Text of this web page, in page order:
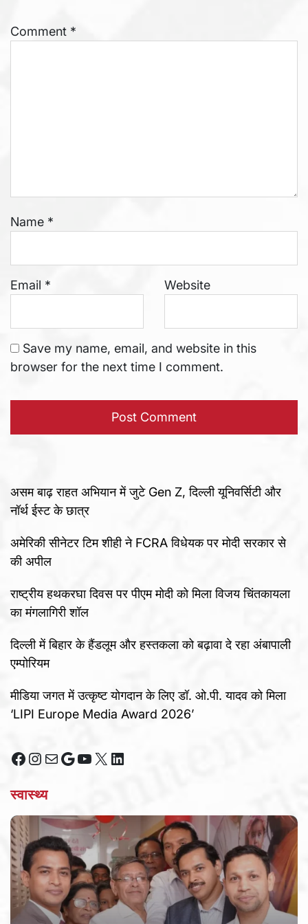
Comment *
Name *
Email * Website
Save my name, email, and website in this
browser for the next time I comment.
असम बाढ़ राहत अभियान में जुटे Gen Z, दिल्ली यूनिवर्सिटी और
नॉर्थ ईस्ट के छात्र
अमेरिकी सीनेटर टिम शीही ने FCRA विधेयक पर मोदी सरकार से
की अपील
राष्ट्रीय हथकरघा दिवस पर पीएम मोदी को मिला विजय चिंतकायला
का मंगलागिरी शॉल
दिल्ली में बिहार के हैंडलूम और हस्तकला को बढ़ावा दे रहा अंबापाली
एम्पोरियम
मीडिया जगत में उत्कृष्ट योगदान के लिए डॉ. ओ.पी. यादव को मिला
‘LIPI Europe Media Award 2026’
Facebook
Instagram
MailGoogle
YouTube
X LinkedIn
स्वास्थ्य